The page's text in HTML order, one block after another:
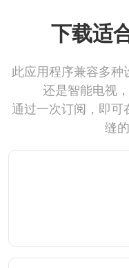
下载适
此应用程序兼容多
还是智能电视
通过一次订阅，即
缝